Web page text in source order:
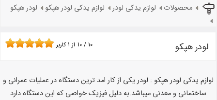
محصولات لوازم یدکی لودر لوازم یدکی لودر هپکو لودر هپکو
لودر هپکو 10 / 10 از 1کاربر
لوازم یدکی لودر هپکو : لودر یکی از کار امد ترین دستگاه در عملیات عمرانی و
ساختمانی و معدنی میباشد.به دلیل فیزیک خواصی که این دستگاه دارد